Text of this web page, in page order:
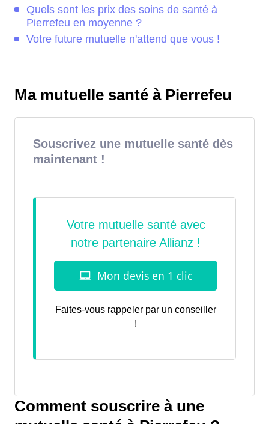
Quels sont les prix des soins de santé à
Pierrefeu en moyenne ?
Votre future mutuelle n'attend que vous !
Ma mutuelle santé à Pierrefeu
Souscrivez une mutuelle santé dès
maintenant !
Faites-vous rappeler par un conseiller
!
Comment souscrire à une